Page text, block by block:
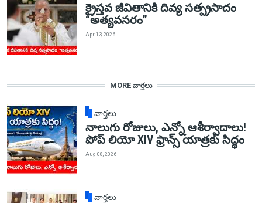
క్రైస్తవ జీవితానికి దివ్య సత్ప్రసాదం
“అత్యవసరం”
Apr 13, 2026
MORE వార్తలు
వార్తలు
నాలుగు రోజులు, ఎన్నో ఆశీర్వాదాలు!
పోప్ లియో XIV ఫ్రాన్స్ యాత్రకు సిద్ధం
Aug 08, 2026
వార్తలు